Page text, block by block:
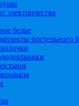
электричества
белье
постельного